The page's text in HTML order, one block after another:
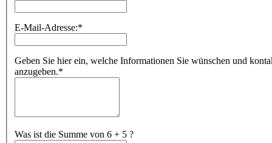
E-Mail-Adresse:*
Geben Sie hier ein, welche Informationen Sie wünschen und
anzugeben.*
Was ist die Summe von 6 + 5 ?